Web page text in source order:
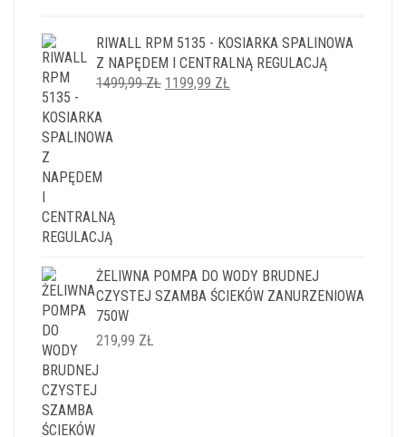
RIWALL RPM 5135 - KOSIARKA SPALINOWA
Z NAPĘDEM I CENTRALNĄ REGULACJĄ
1499,99ZŁ PIERWOTNA
1199,99 ZŁ
ŻELIWNA POMPA DO WODY BRUDNEJ
CZYSTEJ SZAMBA ŚCIEKÓW ZANURZENIOWA
750W
219,99 ZŁ